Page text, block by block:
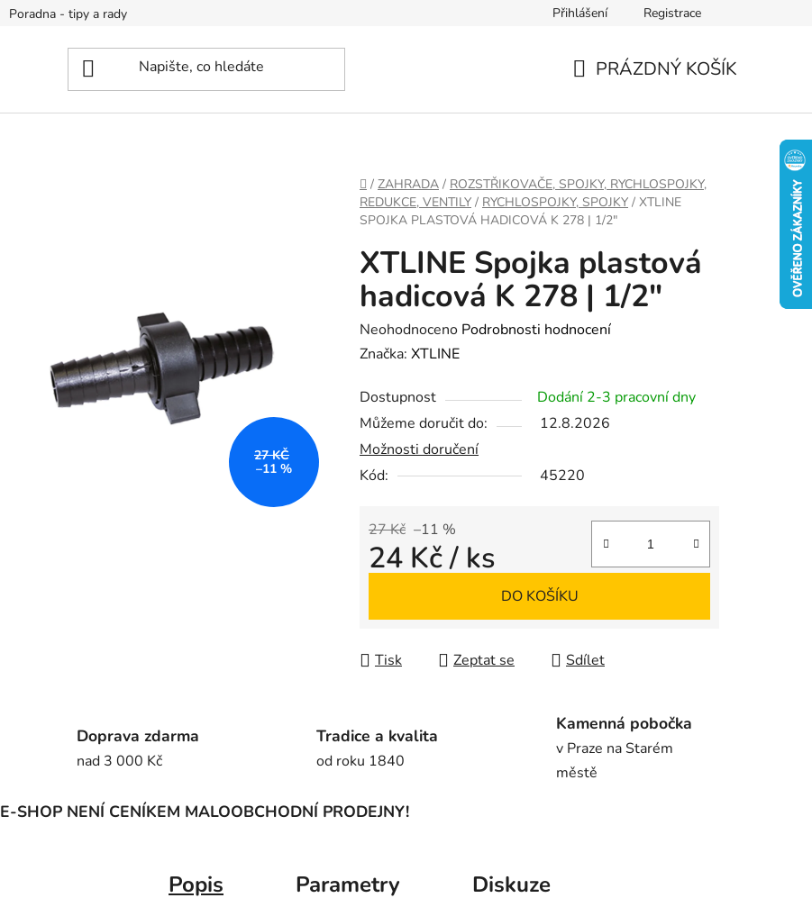
Poradna - tipy a rady Přihlášení Registrace
PRÁZDNÝ KOŠÍK
DOMŮ
/ ZAHRADA / ROZSTŘIKOVAČE, SPOJKY, RYCHLOSPOJKY,
REDUKCE, VENTILY / RYCHLOSPOJKY, SPOJKY / XTLINE
SPOJKA PLASTOVÁ HADICOVÁ K 278 | 1/2"
XTLINE Spojka plastová
hadicová K 278 | 1/2"
Průměrné
hodnocení
je
0,0
z
5
Neohodnoceno Podrobnosti hodnocení
Značka: XTLINE
Dostupnost
Dodání 2-3 pracovní dny
Můžeme doručit do:
12.8.2026
Možnosti doručení
Kód:
45220
27 Kč –11 %
24 Kč/ ks
DO KOŠÍKU
Tisk Zeptat se Sdílet
27 KČ
–11 %
Doprava zdarma
nad 3 000 Kč
Tradice a kvalita
od roku 1840
Kamenná pobočka
v Praze na Starém
městě
E-SHOP NENÍ CENÍKEM MALOOBCHODNÍ PRODEJNY!
Popis Parametry Diskuze